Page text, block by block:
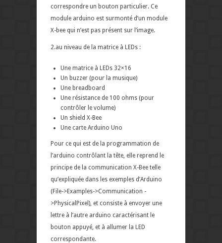
correspondre un bouton particulier. Ce
module arduino est surmonté d’un module
X-bee qui n’est pas présent sur l’image.
2.au niveau de la matrice à LEDs :
Une matrice à LEDs 32×16
Un buzzer (pour la musique)
Une breadboard
Une résistance de 100 ohms (pour
contrôler le volume)
Un shield X-Bee
Une carte Arduino Uno
Pour ce qui est de la programmation de
l’arduino contrôlant la tête, elle reprend le
principe de la communication X-Bee telle
qu’expliquée dans les exemples d’Arduino
(File->Examples->Communication -
>PhysicalPixel), et consiste à envoyer une
lettre à l’autre arduino caractérisant le
bouton appuyé, et à allumer la LED
correspondante.